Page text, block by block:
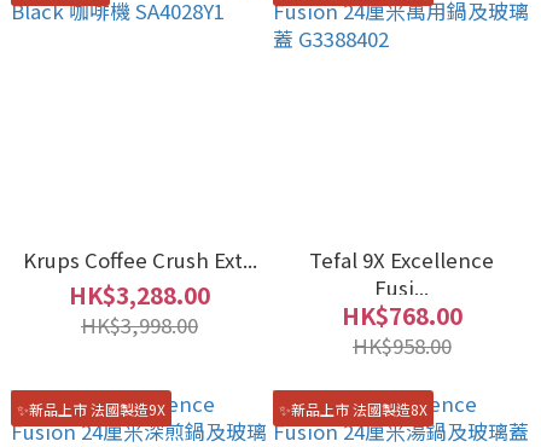
Krups Coffee Crush Ext...
HK$3,288.00
HK$3,998.00
Tefal 9X Excellence
Fusi...
HK$768.00
HK$958.00
✨新品上市 法國製造9X ✨新品上市 法國製造8X